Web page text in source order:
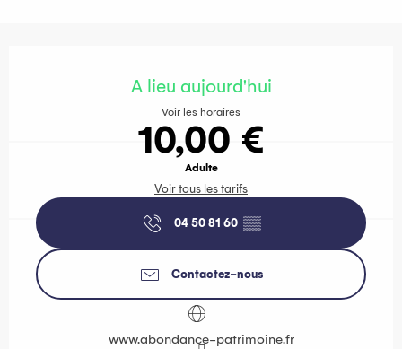
A lieu aujourd'hui
Voir les horaires
10,00 €
Adulte
Voir tous les tarifs
04 50 81 60 ▒▒
Contactez-nous
www.abondance-patrimoine.fr